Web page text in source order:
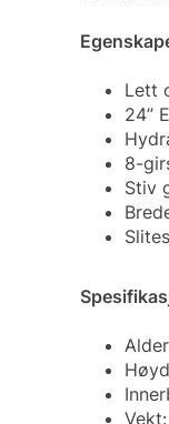
Lett
24”
8-
Stiv